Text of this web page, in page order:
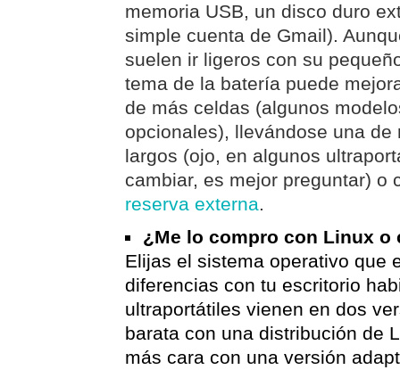
memoria USB, un disco duro
simple cuenta de Gmail).
suelen ir ligeros con su
tema de la batería puede
de más celdas (algunos
opcionales), llevándose una
largos (ojo, en algunos
cambiar, es mejor preguntar) o
reserva externa.
¿Me lo compro con Linux o
Elijas el sistema operativo que
diferencias con tu escritorio
ultraportátiles vienen en dos
barata con una distribución de
más cara con una versión